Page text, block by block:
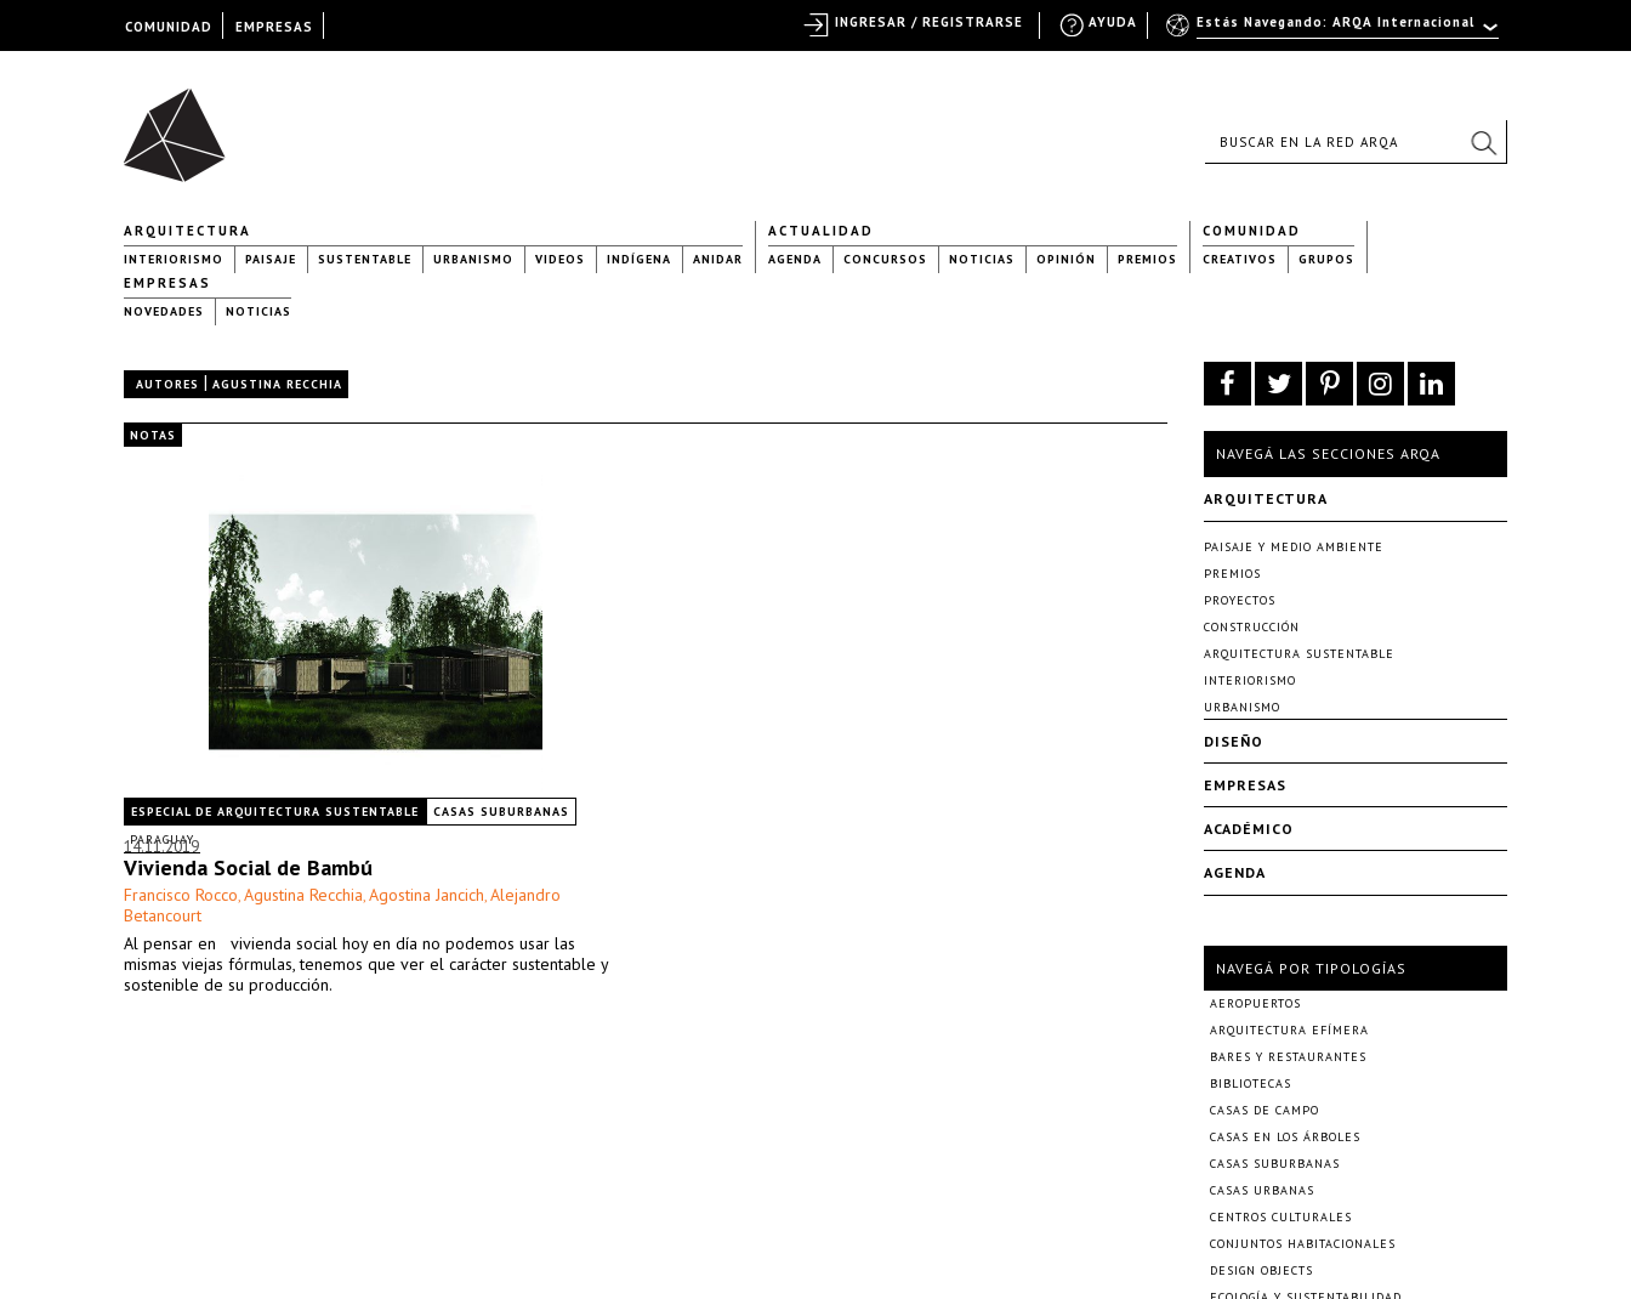
ARQUITECTURA
INTERIORISMO PAISAJE SUSTENTABLE URBANISMO VIDEOS INDÍGENA ANIDAR
ACTUALIDAD
AGENDA CONCURSOS NOTICIAS OPINIÓN PREMIOS
COMUNIDAD
CREATIVOS GRUPOS
EMPRESAS
NOVEDADES NOTICIAS
AUTORES | AGUSTINA RECCHIA
NOTAS
ESPECIAL DE ARQUITECTURA SUSTENTABLE
CASAS SUBURBANAS
PARAGUAY
14.11.2019
Vivienda Social de Bambú
Francisco Rocco, Agustina Recchia, Agostina Jancich, Alejandro
Betancourt
Al pensar en vivienda social hoy en día no podemos usar las
mismas viejas fórmulas, tenemos que ver el carácter sustentable y
sostenible de su producción.
NAVEGÁ LAS SECCIONES ARQA
ARQUITECTURA
PAISAJE Y MEDIO AMBIENTE
PREMIOS
PROYECTOS
CONSTRUCCIÓN
ARQUITECTURA SUSTENTABLE
INTERIORISMO
URBANISMO
DISEÑO
EMPRESAS
ACADÉMICO
AGENDA
NAVEGÁ POR TIPOLOGÍAS
AEROPUERTOS
ARQUITECTURA EFÍMERA
BARES Y RESTAURANTES
BIBLIOTECAS
CASAS DE CAMPO
CASAS EN LOS ÁRBOLES
CASAS SUBURBANAS
CASAS URBANAS
CENTROS CULTURALES
CONJUNTOS HABITACIONALES
DESIGN OBJECTS
COMUNIDAD EMPRESAS Estás Navegando: ARQA Internacional
AYUDA
INGRESAR / REGISTRARSE